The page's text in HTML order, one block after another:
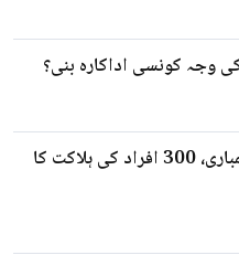
وجہ کونسی اداکارہ بنی؟
یوکرین: ماریوپول تھیٹر پر روسی بمباری، 300 افراد کی ہلاکت کا